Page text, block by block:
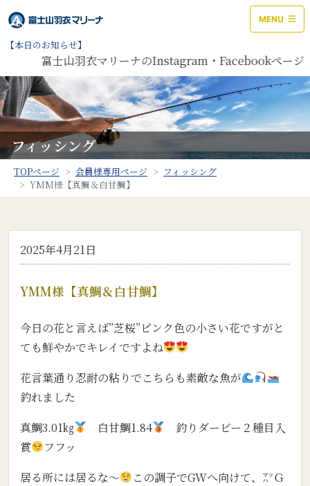
MENU
【本日のお知らせ】
富士山羽衣マリーナのInstagram・Facebookページを
フィッシング
TOPページ 会員様専用ページ
フィッシング
YMM様【真鯛＆白甘鯛】
2025年4月21日
YMM様【真鯛＆白甘鯛】
今日の花と言えば”芝桜”ピンク色の小さい花ですがと
ても鮮やかでキレイですよね
花言葉通り忍耐の粘りでこちらも素敵な魚が
釣れました
真鯛3.01㎏
白甘鯛1.84
釣りダービー２種目入
賞
フフッ
居る所には居るな～
この調子でGWへ向けて、㍅Ｇ